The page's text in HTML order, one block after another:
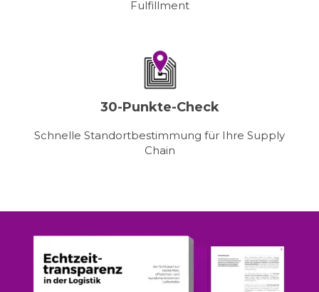
Fulfillment
30-Punkte-Check
Schnelle Standortbestimmung für Ihre Supply
Chain